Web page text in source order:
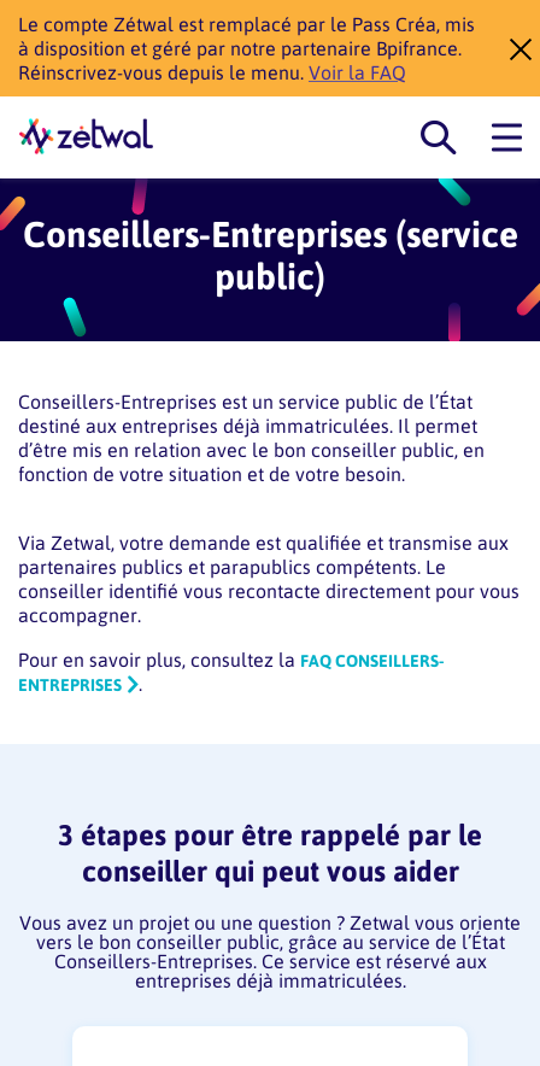
Le compte Zétwal est remplacé par le Pass Créa, mis
à disposition et géré par notre partenaire Bpifrance.
Réinscrivez-vous depuis le menu.Voir la FAQ
Conseillers-Entreprises (service
public)
Conseillers-Entreprises est un service public de l’État
destiné aux entreprises déjà immatriculées. Il permet
d’être mis en relation avec le bon conseiller public, en
fonction de votre situation et de votre besoin.
Via Zetwal, votre demande est qualifiée et transmise aux
partenaires publics et parapublics compétents. Le
conseiller identifié vous recontacte directement pour vous
accompagner.
Pour en savoir plus, consultez la FAQ CONSEILLERS-
ENTREPRISES
.
3 étapes pour être rappelé par le
conseiller qui peut vous aider
Vous avez un projet ou une question ? Zetwal vous oriente
vers le bon conseiller public, grâce au service de l’État
Conseillers-Entreprises. Ce service est réservé aux
entreprises déjà immatriculées.